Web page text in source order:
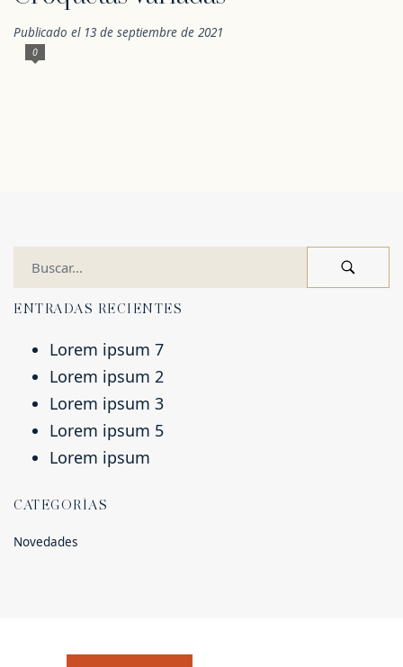
Publicado el 13 de septiembre de 2021
0
ENTRADAS RECIENTES
Lorem ipsum 7
Lorem ipsum 2
Lorem ipsum 3
Lorem ipsum 5
Lorem ipsum
CATEGORÍAS
Novedades